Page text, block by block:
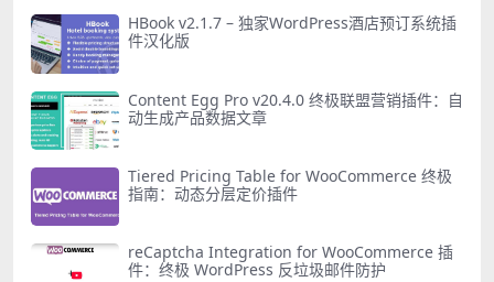
HBook v2.1.7 – 独家WordPress酒店预订系统插
件汉化版
Content Egg Pro v20.4.0 终极联盟营销插件：自
动生成产品数据文章
Tiered Pricing Table for WooCommerce 终极
指南：动态分层定价插件
reCaptcha Integration for WooCommerce 插
件：终极 WordPress 反垃圾邮件防护